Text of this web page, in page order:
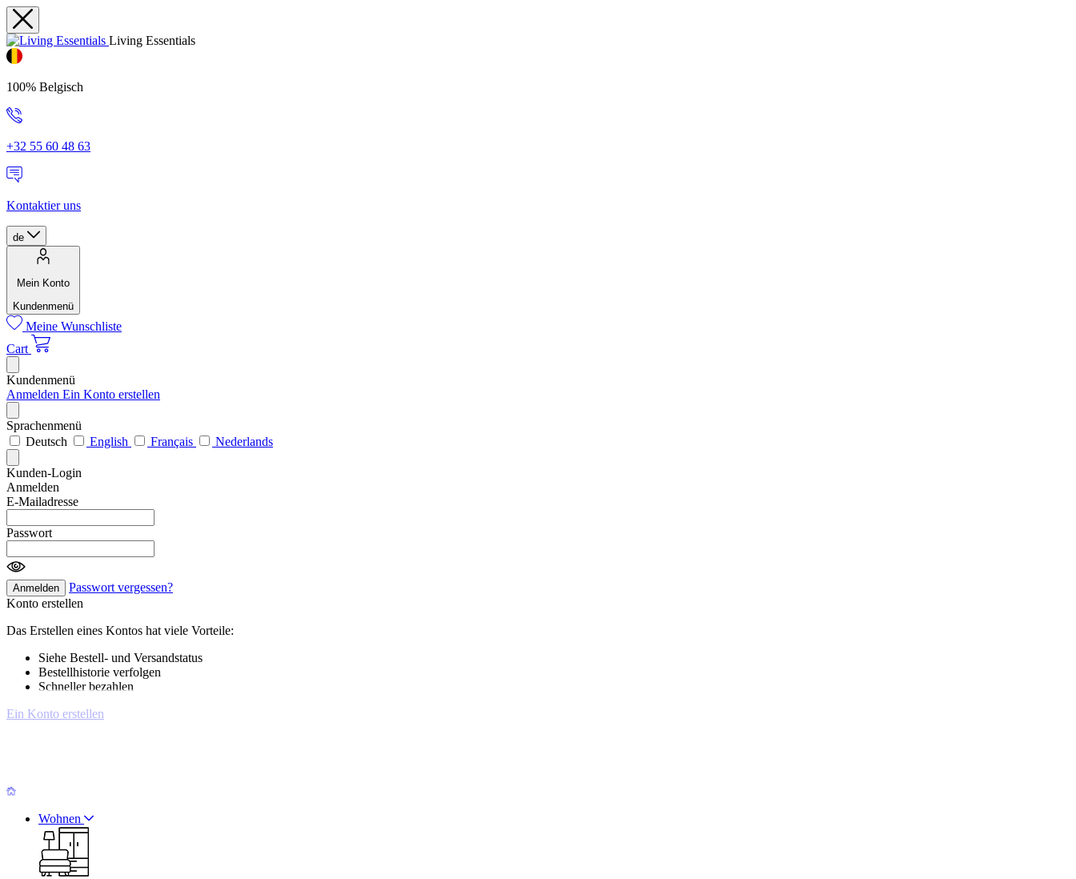
Living Essentials
100% Belgisch
+32 55 60 48 63
Kontaktier uns
de
Mein Konto
Kundenmenü
Meine Wunschliste
Cart
Kundenmenü
Anmelden Ein Konto erstellen
Sprachenmenü
Deutsch
English Français Nederlands
Kunden-Login
Anmelden
E-Mailadresse
Passwort
Anmelden
Passwort vergessen?
Konto erstellen
Das Erstellen eines Kontos hat viele Vorteile:
Siehe Bestell- und Versandstatus
Bestellhistorie verfolgen
Schneller bezahlen
Ein Konto erstellen
Wohnen